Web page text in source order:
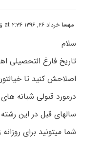
مهساخرداد ۲۶, ۱۳۹۶ at ۲:۳۶ ق٫ظ
سلام
تاریخ فارغ التحصیلی
اصلاحش کنید تا
درمورد قبولی شبانه
شما میتونید برای